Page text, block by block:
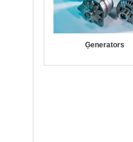
Ģenerators